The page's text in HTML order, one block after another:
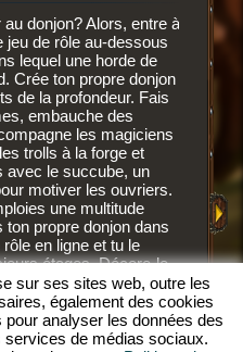
donjon? Alors, entre à
jeu de rôle au-dessous
lequel une horde de
Crée ton propre donjon
de la profondeur. Fais
embauche des
les magiciens
trolls à la forge et
avec le succube, un
motiver les ouvriers.
une multitude
propre donjon dans
en ligne et tu le
étages. Décore-le
aménage les salles et
torches de toutes les
de ce jeu de
et deviens un
C'est
des
Après
fond,
Ces
mais
savent
savent
plus
devrais
sur ses sites web, outre les
également des cookies
analyser les données des
services de médias sociaux.